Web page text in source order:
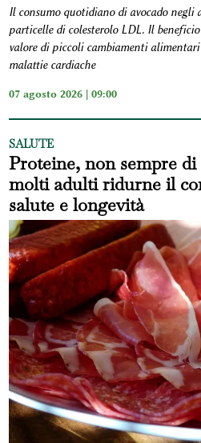
Il consumo quotidiano di avocado negli
particelle di colesterolo LDL. Il
valore di piccoli cambiamenti
malattie cardiache
07 agosto 2026 | 09:00
SALUTE
Proteine, non sempre
molti adulti ridurne il
salute e longevità